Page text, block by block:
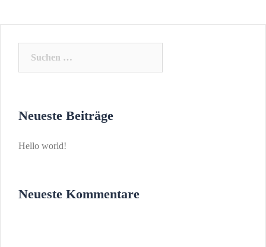
Neueste Beiträge
Hello world!
Neueste Kommentare